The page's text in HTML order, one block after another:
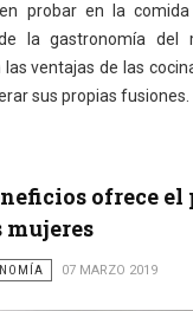
probar en la
la gastronomía del
ventajas de las
sus propias fusiones.
ofrece el
mujeres
07 MARZO 2019